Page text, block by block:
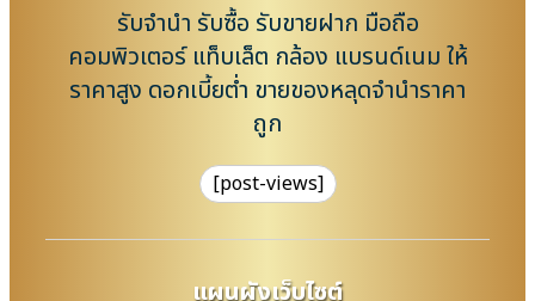
รับจำนำ รับซื้อ รับขายฝาก มือถือ
คอมพิวเตอร์ แท็บเล็ต กล้อง แบรนด์เนม ให้
ราคาสูง ดอกเบี้ยต่ำ ขายของหลุดจำนำราคา
ถูก
[post-views]
แผนผังเว็บไซต์